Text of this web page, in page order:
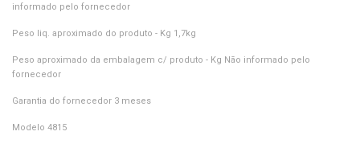
informado pelo fornecedor
Peso liq. aproximado do produto - Kg 1,7kg
Peso aproximado da embalagem c/ produto - Kg Não informado pelo
fornecedor
Garantia do fornecedor 3 meses
Modelo 4815